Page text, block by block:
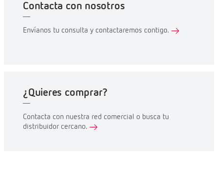
Contacta con nosotros
Envíanos tu consulta y contactaremos contigo.
¿Quieres comprar?
Contacta con nuestra red comercial o busca tu
distribuidor cercano.